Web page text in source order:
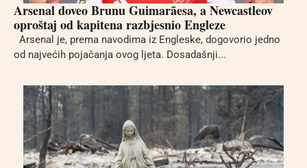
Arsenal doveo Brunu Guimarãesa, a Newcastleov
oproštaj od kapitena razbjesnio Engleze
Arsenal je, prema navodima iz Engleske, dogovorio jedno
od najvećih pojačanja ovog ljeta. Dosadašnji...